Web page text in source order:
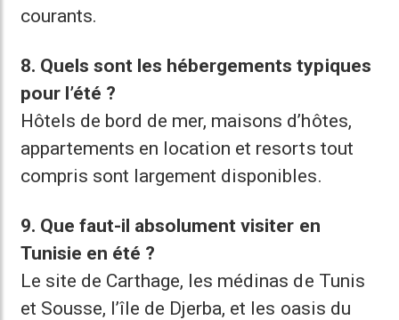
courants.
8. Quels sont les hébergements typiques
pour l’été ?
Hôtels de bord de mer, maisons d’hôtes,
appartements en location et resorts tout
compris sont largement disponibles.
9. Que faut-il absolument visiter en
Tunisie en été ?
Le site de Carthage, les médinas de Tunis
et Sousse, l’île de Djerba, et les oasis du